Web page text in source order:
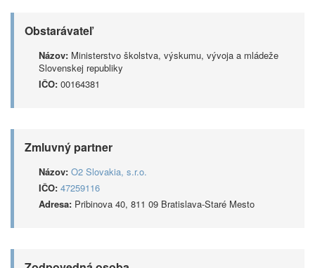
Obstarávateľ
Názov: Ministerstvo školstva, výskumu, vývoja a mládeže
Slovenskej republiky
IČO: 00164381
Zmluvný partner
Názov: O2 Slovakia, s.r.o.
IČO: 47259116
Adresa: Pribinova 40, 811 09 Bratislava-Staré Mesto